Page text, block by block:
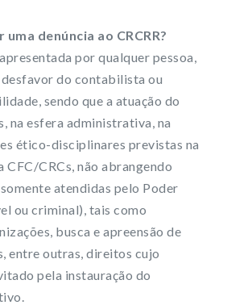
denúncia ao CRCRR?
por qualquer pessoa,
do contabilista ou
sendo que a atuação do
na esfera administrativa, na
ético-disciplinares previstas na
CFC/CRCs, não abrangendo
atendidas pelo Poder
ou criminal), tais como
busca e apreensão de
entre outras, direitos cujo
pela instauração do